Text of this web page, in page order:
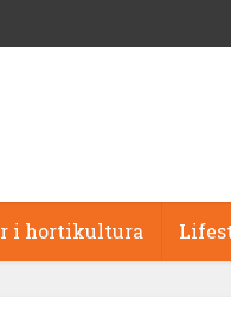
i hortikultura